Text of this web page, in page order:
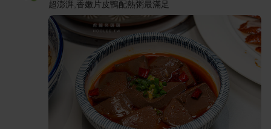
超澎湃,香嫩片皮鴨配熱粥最滿足